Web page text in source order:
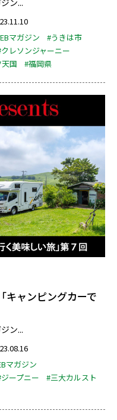
ン...
マガジン
#うきは市
レソンジャーニー
国 #福岡県
キャンピングカーで
ン...
マガジン
ープニー
#三大カルスト